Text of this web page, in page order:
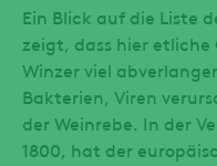
Ein Blick auf die Liste
zeigt, dass hier
Winzer viel
Bakterien, Viren
der Weinrebe. In der
1800, hat der